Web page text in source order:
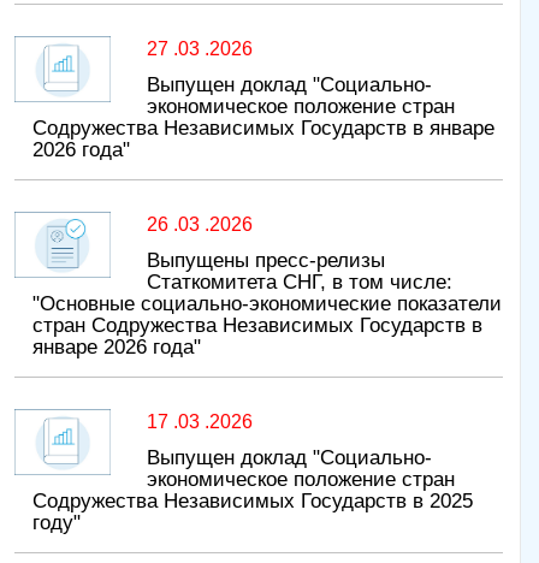
27 .03 .2026
Выпущен доклад "Социально-
экономическое положение стран
Содружества Независимых Государств в январе
2026 года"
26 .03 .2026
Выпущены пресс-релизы
Статкомитета СНГ, в том числе:
"Основные социально-экономические показатели
стран Содружества Независимых Государств в
январе 2026 года"
17 .03 .2026
Выпущен доклад "Социально-
экономическое положение стран
Содружества Независимых Государств в 2025
году"